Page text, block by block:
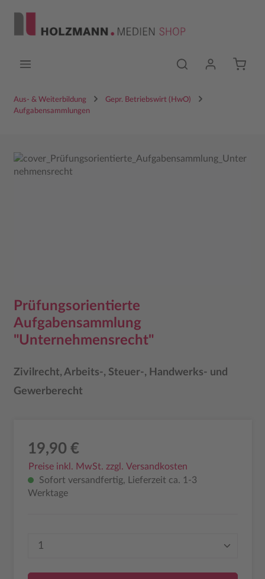
Aus- & Weiterbildung
Gepr. Betriebswirt (HwO)
Aufgabensammlungen
Bildergalerie überspringen
Prüfungsorientierte
Aufgabensammlung
"Unternehmensrecht"
Zivilrecht, Arbeits-, Steuer-, Handwerks- und
Gewerberecht
19,90 €
Preise inkl. MwSt. zzgl. Versandkosten
Sofort versandfertig, Lieferzeit ca. 1-3
Werktage
Produkt Anzahl: Gib den gewünschten